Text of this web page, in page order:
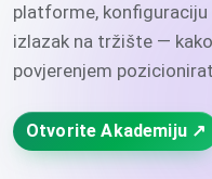
platforme,
izlazak na tržište —
povjerenjem
Otvorite Akademiju ↗